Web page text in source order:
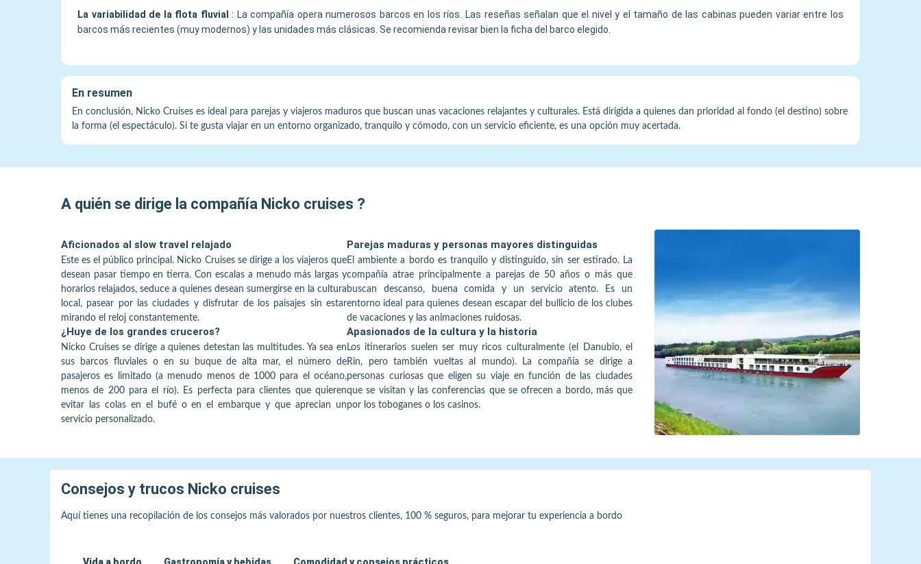
La variabilidad de la flota fluvial : La compañía opera numerosos barcos en los ríos. Las reseñas señalan que el nivel y el tamaño de las cabinas pueden variar entre los
barcos más recientes (muy modernos) y las unidades más clásicas. Se recomienda revisar bien la ficha del barco elegido.
En resumen
En conclusión, Nicko Cruises es ideal para parejas y viajeros maduros que buscan unas vacaciones relajantes y culturales. Está dirigida a quienes dan prioridad al fondo (el destino) sobre
la forma (el espectáculo). Si te gusta viajar en un entorno organizado, tranquilo y cómodo, con un servicio eficiente, es una opción muy acertada.
A quién se dirige la compañía Nicko cruises ?
Aficionados al slow travel relajado
Este es el público principal. Nicko Cruises se dirige a los viajeros que
desean pasar tiempo en tierra. Con escalas a menudo más largas y
horarios relajados, seduce a quienes desean sumergirse en la cultura
local, pasear por las ciudades y disfrutar de los paisajes sin estar
mirando el reloj constantemente.
Parejas maduras y personas mayores distinguidas
El ambiente a bordo es tranquilo y distinguido, sin ser estirado. La
compañía atrae principalmente a parejas de 50 años o más que
buscan descanso, buena comida y un servicio atento. Es un
entorno ideal para quienes desean escapar del bullicio de los clubes
de vacaciones y las animaciones ruidosas.
¿Huye de los grandes cruceros?
Nicko Cruises se dirige a quienes detestan las multitudes. Ya sea en
sus barcos fluviales o en su buque de alta mar, el número de
pasajeros es limitado (a menudo menos de 1000 para el océano,
menos de 200 para el río). Es perfecta para clientes que quieren
evitar las colas en el bufé o en el embarque y que aprecian un
servicio personalizado.
Apasionados de la cultura y la historia
Los itinerarios suelen ser muy ricos culturalmente (el Danubio, el
Rin, pero también vueltas al mundo). La compañía se dirige a
personas curiosas que eligen su viaje en función de las ciudades
que se visitan y las conferencias que se ofrecen a bordo, más que
por los toboganes o los casinos.
Consejos y trucos Nicko cruises
Aquí tienes una recopilación de los consejos más valorados por nuestros clientes, 100 % seguros, para mejorar tu experiencia a bordo
Vida a bordo Gastronomía y bebidas Comodidad y consejos prácticos